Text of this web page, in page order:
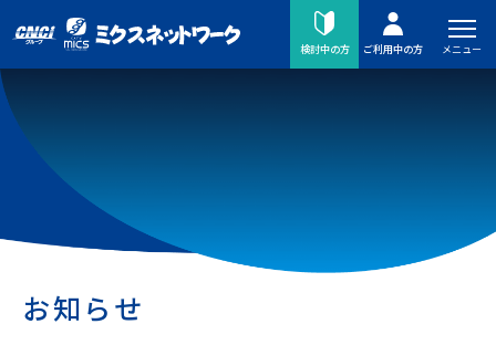
検討中の方 ご利用中の方 メニュー
お知らせ